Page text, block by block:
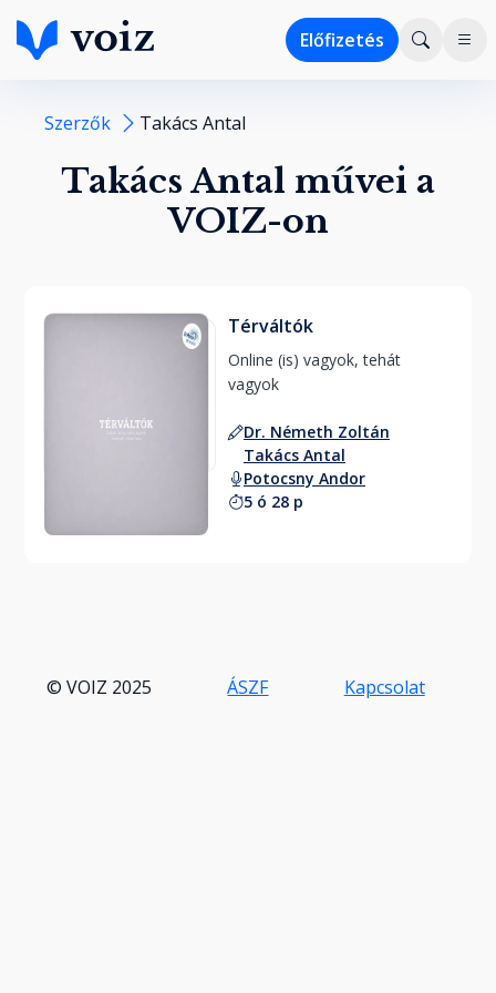
Előfizetés
Szerzők Takács Antal
Takács Antal művei a
VOIZ-on
Térváltók
Online (is) vagyok, tehát
Dr. Németh Zoltán
Takács Antal
Potocsny Andor
5 ó 28 p
© VOIZ 2025 ÁSZF Kapcsolat